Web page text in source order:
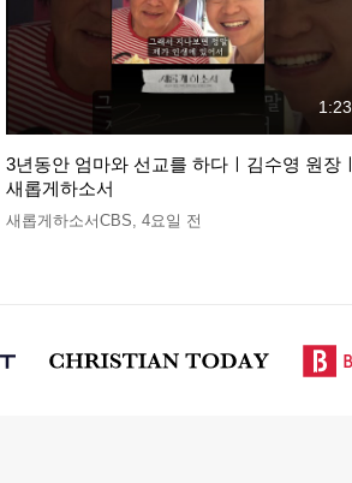
1:23
3년동안 엄마와 선교를 하다ㅣ김수영 원장ㅣ
새롭게하소서
새롭게하소서CBS 4요일 전